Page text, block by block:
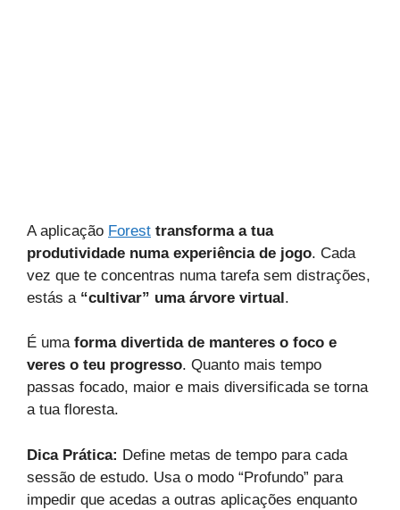
A aplicação Forest transforma a tua
produtividade numa experiência de jogo. Cada
vez que te concentras numa tarefa sem distrações,
estás a “cultivar” uma árvore virtual.
É uma forma divertida de manteres o foco e
veres o teu progresso. Quanto mais tempo
passas focado, maior e mais diversificada se torna
a tua floresta.
Dica Prática: Define metas de tempo para cada
sessão de estudo. Usa o modo “Profundo” para
impedir que acedas a outras aplicações enquanto